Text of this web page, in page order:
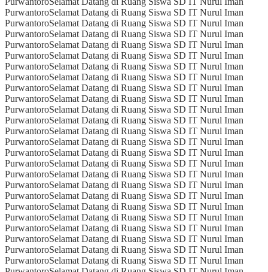
PurwantoroSelamat Datang di Ruang Siswa SD IT Nurul Iman
PurwantoroSelamat Datang di Ruang Siswa SD IT Nurul Iman
PurwantoroSelamat Datang di Ruang Siswa SD IT Nurul Iman
PurwantoroSelamat Datang di Ruang Siswa SD IT Nurul Iman
PurwantoroSelamat Datang di Ruang Siswa SD IT Nurul Iman
PurwantoroSelamat Datang di Ruang Siswa SD IT Nurul Iman
PurwantoroSelamat Datang di Ruang Siswa SD IT Nurul Iman
PurwantoroSelamat Datang di Ruang Siswa SD IT Nurul Iman
PurwantoroSelamat Datang di Ruang Siswa SD IT Nurul Iman
PurwantoroSelamat Datang di Ruang Siswa SD IT Nurul Iman
PurwantoroSelamat Datang di Ruang Siswa SD IT Nurul Iman
PurwantoroSelamat Datang di Ruang Siswa SD IT Nurul Iman
PurwantoroSelamat Datang di Ruang Siswa SD IT Nurul Iman
PurwantoroSelamat Datang di Ruang Siswa SD IT Nurul Iman
PurwantoroSelamat Datang di Ruang Siswa SD IT Nurul Iman
PurwantoroSelamat Datang di Ruang Siswa SD IT Nurul Iman
PurwantoroSelamat Datang di Ruang Siswa SD IT Nurul Iman
PurwantoroSelamat Datang di Ruang Siswa SD IT Nurul Iman
PurwantoroSelamat Datang di Ruang Siswa SD IT Nurul Iman
PurwantoroSelamat Datang di Ruang Siswa SD IT Nurul Iman
PurwantoroSelamat Datang di Ruang Siswa SD IT Nurul Iman
PurwantoroSelamat Datang di Ruang Siswa SD IT Nurul Iman
PurwantoroSelamat Datang di Ruang Siswa SD IT Nurul Iman
PurwantoroSelamat Datang di Ruang Siswa SD IT Nurul Iman